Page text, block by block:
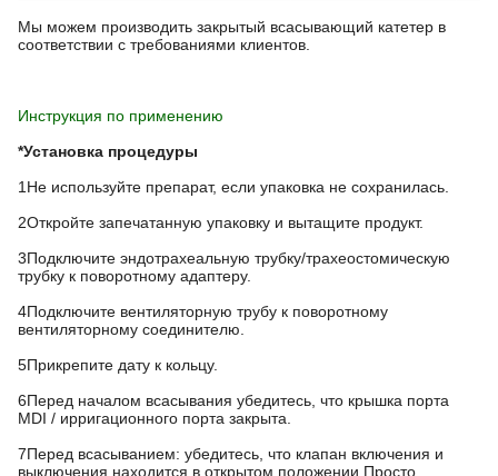
Мы можем производить закрытый всасывающий катетер в
соответствии с требованиями клиентов.
Инструкция по применению
*Установка процедуры
1Не используйте препарат, если упаковка не сохранилась.
2Откройте запечатанную упаковку и вытащите продукт.
3Подключите эндотрахеальную трубку/трахеостомическую
трубку к поворотному адаптеру.
4Подключите вентиляторную трубу к поворотному
вентиляторному соединителю.
5Прикрепите дату к кольцу.
6Перед началом всасывания убедитесь, что крышка порта
MDI / ирригационного порта закрыта.
7Перед всасыванием: убедитесь, что клапан включения и
выключения находится в открытом положении.Просто